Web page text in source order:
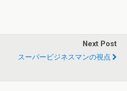
Next Post
スーパービジネスマンの視点